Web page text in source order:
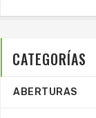
CATEGORÍAS
ABERTURAS